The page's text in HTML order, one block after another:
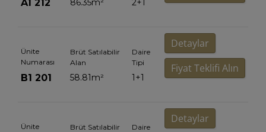
A1 212 86.35m² 2+1
Ünite
Numarası
B1 201
Brüt Satılabilir
Alan
58.81m²
Daire
Tipi
1+1
Detaylar
Fiyat Teklifi Alın
Ünite
Brüt Satılabilir
Daire
Detaylar